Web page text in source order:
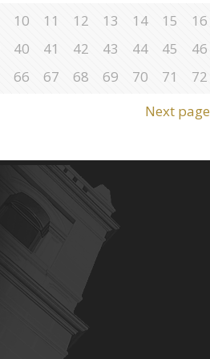
10 11 12 13 14 15 16
40 41 42 43 44 45 46
66 67 68 69 70 71 72
Next page